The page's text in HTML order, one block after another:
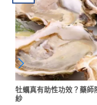
牡蠣真有助性功效？藥師
紗